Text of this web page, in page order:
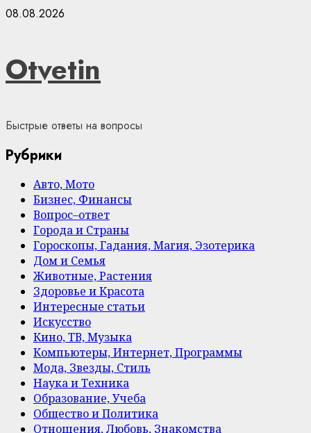
Skip
08.08.2026
Otvetin
Быстрые ответы на вопросы
Рубрики
Авто, Мото
Бизнес, Финансы
Вопрос–ответ
Города и Страны
Гороскопы, Гадания, Магия, Эзотерика
Дом и Семья
Животные, Растения
Здоровье и Красота
Интересные статьи
Искусство
Кино, ТВ, Музыка
Компьютеры, Интернет, Программы
Мода, Звезды, Стиль
Наука и Техника
Образование, Учеба
Общество и Политика
Отношения, Любовь, Знакомства